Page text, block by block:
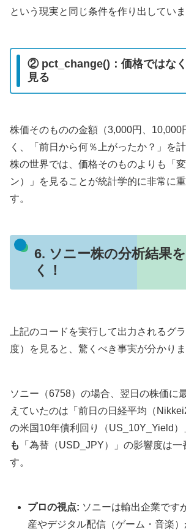
という現実と同じ条件を作り出していま
② pct_change()：価格ではな
見る
株価そのものの金額（3,000円、10,000
く、「前日から何％上がったか？」を
株の世界では、価格そのものよりも「
ン）」を見ることが統計学的に非常に
す。
6. ソニー株の分析結果
く！
上記のコードを実行して出力されるグ
度）を見ると、驚くべき事実が分かりま
ソニー（6758）の場合、翌日の株価に
えていたのは「前日の日経平均（
の米国10年債利回り（US_10Y_Yield）
も
「為替（USD_JPY）」の影響度は
す。
プロの視点: ソニーは輸出企業です
産やデジタル配信（ゲーム・音楽